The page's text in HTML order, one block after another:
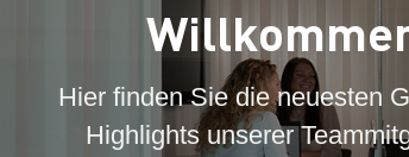
Hier finden Sie die neuesten
Highlights unserer